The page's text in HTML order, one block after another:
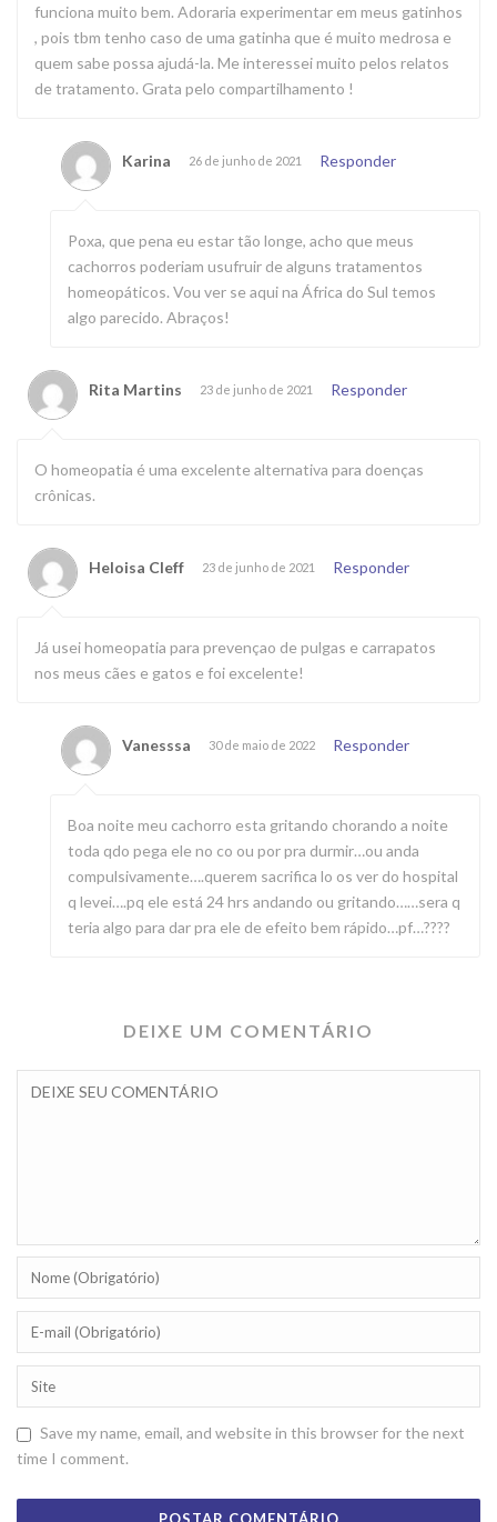
funciona muito bem. Adoraria experimentar em meus gatinhos
, pois tbm tenho caso de uma gatinha que é muito medrosa e
quem sabe possa ajudá-la. Me interessei muito pelos relatos
de tratamento. Grata pelo compartilhamento !
Karina 26 de junho de 2021 Responder
Poxa, que pena eu estar tão longe, acho que meus
cachorros poderiam usufruir de alguns tratamentos
homeopáticos. Vou ver se aqui na África do Sul temos
algo parecido. Abraços!
Rita Martins 23 de junho de 2021 Responder
O homeopatia é uma excelente alternativa para doenças
crônicas.
Heloisa Cleff 23 de junho de 2021 Responder
Já usei homeopatia para prevençao de pulgas e carrapatos
nos meus cães e gatos e foi excelente!
Vanesssa 30 de maio de 2022 Responder
Boa noite meu cachorro esta gritando chorando a noite
toda qdo pega ele no co ou por pra durmir…ou anda
compulsivamente….querem sacrifica lo os ver do hospital
q levei….pq ele está 24 hrs andando ou gritando……sera q
teria algo para dar pra ele de efeito bem rápido…pf…????
DEIXE UM COMENTÁRIO
Save my name, email, and website in this browser for the next
time I comment.